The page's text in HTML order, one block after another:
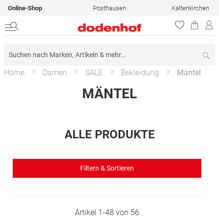
Online-Shop Posthausen Kaltenkirchen
Home Damen SALE Bekleidung Mäntel
MÄNTEL
ALLE PRODUKTE
Filtern & Sortieren
Artikel 1-48 von 56